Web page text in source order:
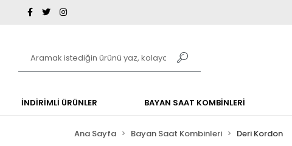
İNDİRİMLİ ÜRÜNLER BAYAN SAAT KOMBİNLERİ
Ana Sayfa Bayan Saat Kombinleri Deri Kordon